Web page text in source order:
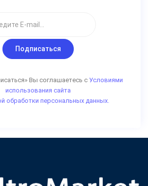
Подписаться
Вы соглашаетесь с Условиями
использования сайта
обработки персональных данных.